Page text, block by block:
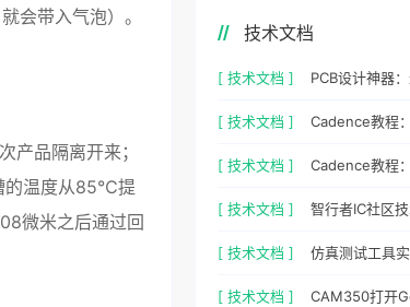
会带入气泡）。
产品隔离开来；
的温度从85℃提
微米之后通过回
技术文档
[ 技术文档 ]
[ 技术文档 ]
[ 技术文档 ]
[ 技术文档 ]
[ 技术文档 ]
[ 技术文档 ]